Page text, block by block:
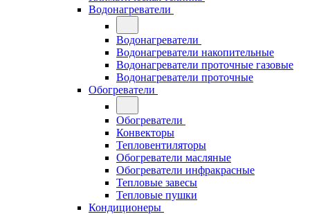
Водонагреватели
Водонагреватели
Водонагреватели накопительные
Водонагреватели проточные газовые
Водонагреватели проточные
Обогреватели
Обогреватели
Конвекторы
Тепловентиляторы
Обогреватели масляные
Обогреватели инфракрасные
Тепловые завесы
Тепловые пушки
Кондиционеры